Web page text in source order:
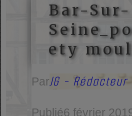
Bar-Sur-
ety
ParJG -
Publié6 février